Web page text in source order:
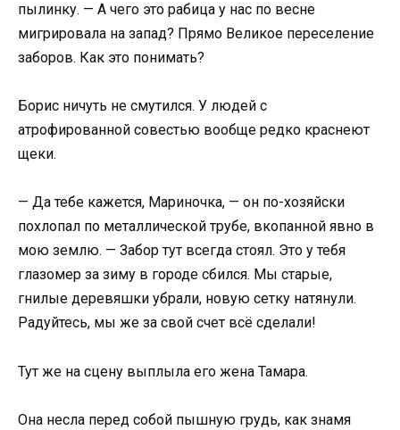
пылинку. — А чего это рабица у нас по весне
мигрировала на запад? Прямо Великое переселение
заборов. Как это понимать?
Борис ничуть не смутился. У людей с
атрофированной совестью вообще редко краснеют
щеки.
— Да тебе кажется, Мариночка, — он по-хозяйски
похлопал по металлической трубе, вкопанной явно в
мою землю. — Забор тут всегда стоял. Это у тебя
глазомер за зиму в городе сбился. Мы старые,
гнилые деревяшки убрали, новую сетку натянули.
Радуйтесь, мы же за свой счет всё сделали!
Тут же на сцену выплыла его жена Тамара.
Она несла перед собой пышную грудь, как знамя